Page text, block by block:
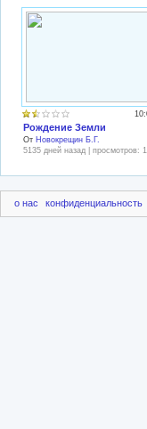
Рождение Земли
От Новокрещин Б.Г.
5135 дней назад | просмотров:
о нас конфиденциальность